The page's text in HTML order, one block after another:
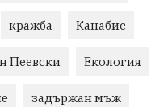
кражба Канабис
Пеевски Екология
задържан мъж